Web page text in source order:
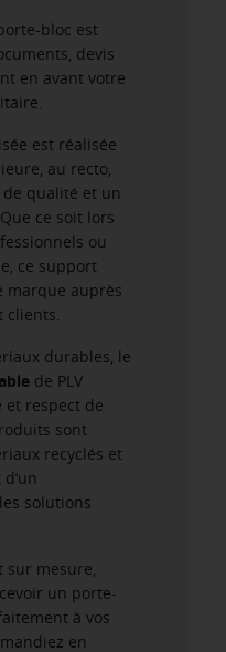
bloc est
devis
en avant votre
est réalisée
au recto,
qualité et un
ce soit lors
ou
ce support
marque auprès
clients.
durables, le
de PLV
et respect de
sont
recyclés et
solutions
sur mesure,
un porte-
à vos
en